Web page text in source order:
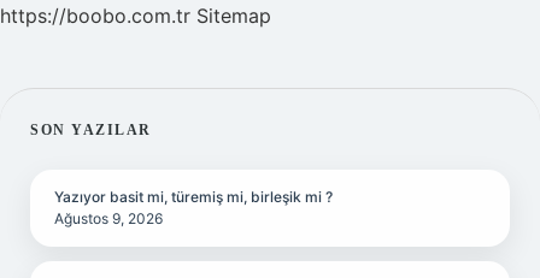
https://boobo.com.tr Sitemap
SIDEBAR
SON YAZILAR
Yazıyor basit mi, türemiş mi, birleşik mi ?
Ağustos 9, 2026